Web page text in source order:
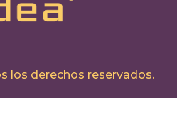
los derechos reservados.